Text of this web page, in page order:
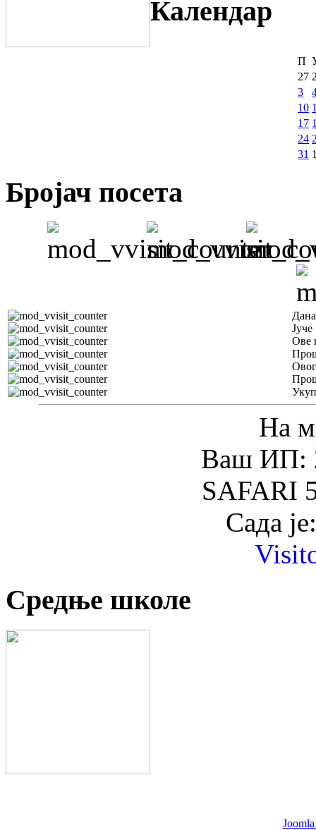
Календар
П
27
3
10
17
24
31
Бројач посета
Јуче
Ове
На
Ваш ИП:
SAFARI
Сада
Средње школе